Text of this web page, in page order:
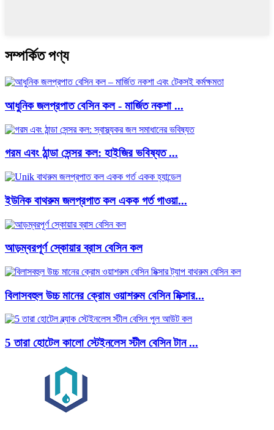
সম্পর্কিত পণ্য
আধুনিক জলপ্রপাত বেসিন কল - মার্জিত নকশা ...
গরম এবং ঠান্ডা সেন্সর কল: হাইজির ভবিষ্যত ...
ইউনিক বাথরুম জলপ্রপাত কল একক গর্ত গাওয়া...
আড়ম্বরপূর্ণ স্কোয়ার ব্রাস বেসিন কল
বিলাসবহুল উচ্চ মানের ক্রোম ওয়াশরুম বেসিন মিক্সার...
5 তারা হোটেল কালো স্টেইনলেস স্টীল বেসিন টান ...